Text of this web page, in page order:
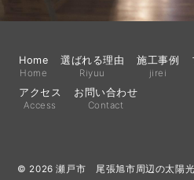
Home
Home
選ばれる理由
Riyuu
施工事例
jirei
アクセス
Access
お問い合わせ
Contact
© 2026瀬戸市 尾張旭市周辺の太陽